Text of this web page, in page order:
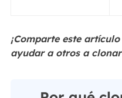
¡Comparte este
ayudar a otros a